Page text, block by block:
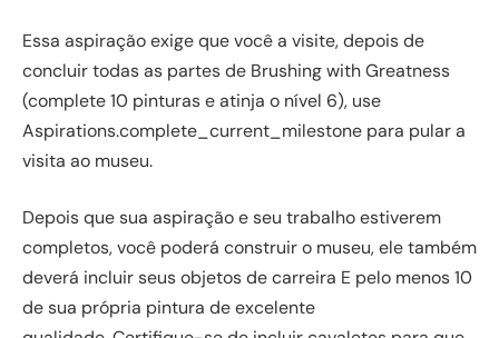
Essa aspiração exige que você a visite, depois de
concluir todas as partes de Brushing with Greatness
(complete 10 pinturas e atinja o nível 6), use
Aspirations.complete_current_milestone para pular a
visita ao museu.
Depois que sua aspiração e seu trabalho estiverem
completos, você poderá construir o museu, ele também
deverá incluir seus objetos de carreira E pelo menos 10
de sua própria pintura de excelente